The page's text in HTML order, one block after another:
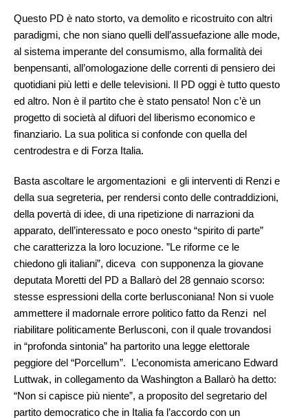
Questo PD è nato storto, va demolito e ricostruito con altri
paradigmi, che non siano quelli dell’assuefazione alle mode,
al sistema imperante del consumismo, alla formalità dei
benpensanti, all’omologazione delle correnti di pensiero dei
quotidiani più letti e delle televisioni. Il PD oggi è tutto questo
ed altro. Non è il partito che è stato pensato! Non c’è un
progetto di società al difuori del liberismo economico e
finanziario. La sua politica si confonde con quella del
centrodestra e di Forza Italia.
Basta ascoltare le argomentazioni e gli interventi di Renzi e
della sua segreteria, per rendersi conto delle contraddizioni,
della povertà di idee, di una ripetizione di narrazioni da
apparato, dell’interessato e poco onesto “spirito di parte”
che caratterizza la loro locuzione. ”Le riforme ce le
chiedono gli italiani”, diceva con supponenza la giovane
deputata Moretti del PD a Ballarò del 28 gennaio scorso:
stesse espressioni della corte berlusconiana! Non si vuole
ammettere il madornale errore politico fatto da Renzi nel
riabilitare politicamente Berlusconi, con il quale trovandosi
in “profonda sintonia” ha partorito una legge elettorale
peggiore del “Porcellum”. L’economista americano Edward
Luttwak, in collegamento da Washington a Ballarò ha detto:
“Non si capisce più niente”, a proposito del segretario del
partito democratico che in Italia fa l’accordo con un